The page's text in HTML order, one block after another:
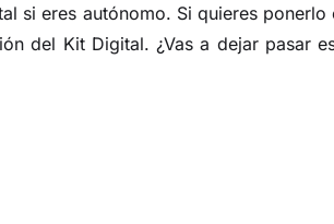
si eres autónomo. Si quieres ponerlo
del Kit Digital. ¿Vas a dejar pasar